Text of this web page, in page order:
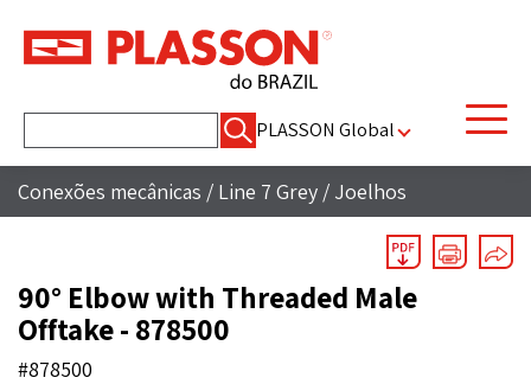
por:
PLASSON Global
Conexões mecânicas / Line 7 Grey / Joelhos
90° Elbow with Threaded Male
Offtake - 878500
#878500